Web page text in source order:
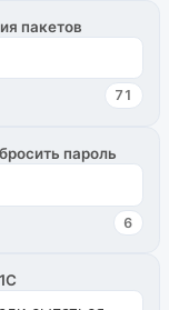
пакетов
71
пароль
6